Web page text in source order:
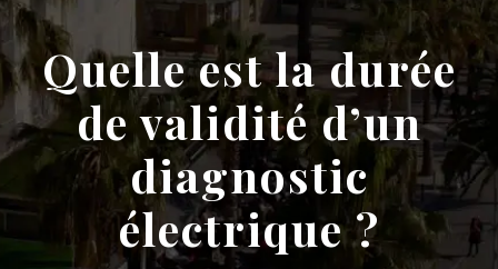
Quelle est la durée
de validité d’un
diagnostic
électrique ?